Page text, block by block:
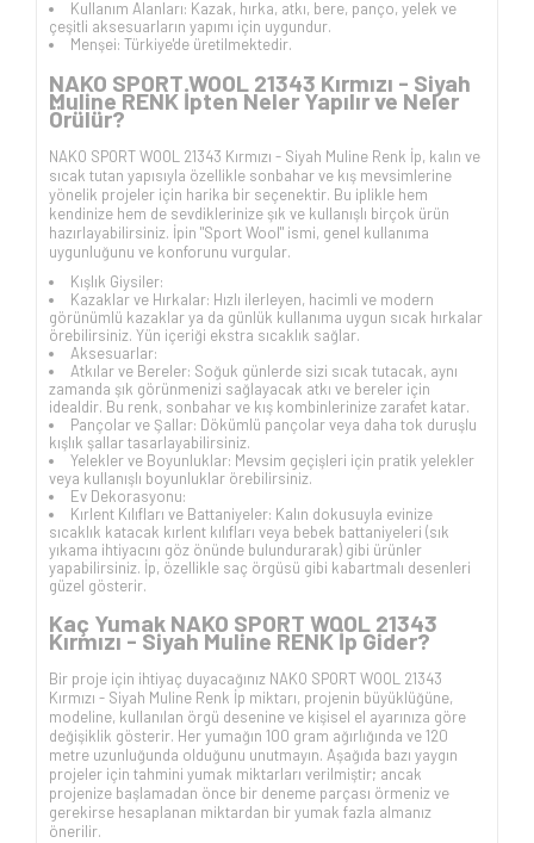
Kullanım Alanları: Kazak, hırka, atkı, bere, panço, yelek ve
çeşitli aksesuarların yapımı için uygundur.
Menşei: Türkiye'de üretilmektedir.
NAKO SPORT WOOL 21343 Kırmızı - Siyah
Muline RENK İpten Neler Yapılır ve Neler
Örülür?
NAKO SPORT WOOL 21343 Kırmızı - Siyah Muline Renk İp, kalın ve
sıcak tutan yapısıyla özellikle sonbahar ve kış mevsimlerine
yönelik projeler için harika bir seçenektir. Bu iplikle hem
kendinize hem de sevdiklerinize şık ve kullanışlı birçok ürün
hazırlayabilirsiniz. İpin "Sport Wool" ismi, genel kullanıma
uygunluğunu ve konforunu vurgular.
Kışlık Giysiler:
Kazaklar ve Hırkalar: Hızlı ilerleyen, hacimli ve modern
görünümlü kazaklar ya da günlük kullanıma uygun sıcak hırkalar
örebilirsiniz. Yün içeriği ekstra sıcaklık sağlar.
Aksesuarlar:
Atkılar ve Bereler: Soğuk günlerde sizi sıcak tutacak, aynı
zamanda şık görünmenizi sağlayacak atkı ve bereler için
idealdir. Bu renk, sonbahar ve kış kombinlerinize zarafet katar.
Pançolar ve Şallar: Dökümlü pançolar veya daha tok duruşlu
kışlık şallar tasarlayabilirsiniz.
Yelekler ve Boyunluklar: Mevsim geçişleri için pratik yelekler
veya kullanışlı boyunluklar örebilirsiniz.
Ev Dekorasyonu:
Kırlent Kılıfları ve Battaniyeler: Kalın dokusuyla evinize
sıcaklık katacak kırlent kılıfları veya bebek battaniyeleri (sık
yıkama ihtiyacını göz önünde bulundurarak) gibi ürünler
yapabilirsiniz. İp, özellikle saç örgüsü gibi kabartmalı desenleri
güzel gösterir.
Kaç Yumak NAKO SPORT WOOL 21343
Kırmızı - Siyah Muline RENK İp Gider?
Bir proje için ihtiyaç duyacağınız NAKO SPORT WOOL 21343
Kırmızı - Siyah Muline Renk İp miktarı, projenin büyüklüğüne,
modeline, kullanılan örgü desenine ve kişisel el ayarınıza göre
değişiklik gösterir. Her yumağın 100 gram ağırlığında ve 120
metre uzunluğunda olduğunu unutmayın. Aşağıda bazı yaygın
projeler için tahmini yumak miktarları verilmiştir; ancak
projenize başlamadan önce bir deneme parçası örmeniz ve
gerekirse hesaplanan miktardan bir yumak fazla almanız
önerilir.